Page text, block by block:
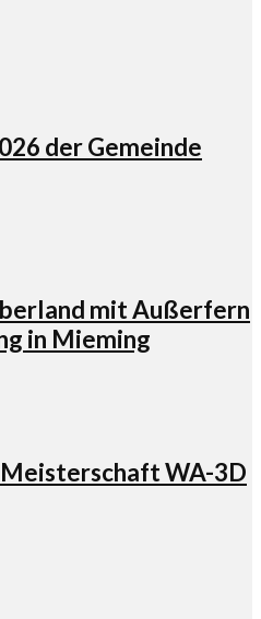
der Gemeinde
mit Außerfern
in Mieming
WA-3D